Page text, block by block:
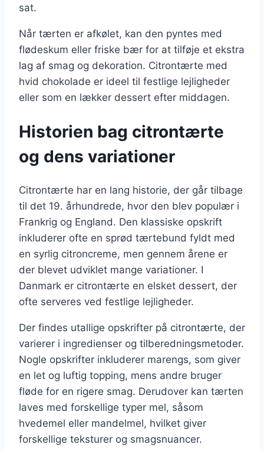
sat.
Når tærten er afkølet, kan den pyntes med
flødeskum eller friske bær for at tilføje et ekstra
lag af smag og dekoration. Citrontærte med
hvid chokolade er ideel til festlige lejligheder
eller som en lækker dessert efter middagen.
Historien bag citrontærte
og dens variationer
Citrontærte har en lang historie, der går tilbage
til det 19. århundrede, hvor den blev populær i
Frankrig og England. Den klassiske opskrift
inkluderer ofte en sprød tærtebund fyldt med
en syrlig citroncreme, men gennem årene er
der blevet udviklet mange variationer. I
Danmark er citrontærte en elsket dessert, der
ofte serveres ved festlige lejligheder.
Der findes utallige opskrifter på citrontærte, der
varierer i ingredienser og tilberedningsmetoder.
Nogle opskrifter inkluderer marengs, som giver
en let og luftig topping, mens andre bruger
fløde for en rigere smag. Derudover kan tærten
laves med forskellige typer mel, såsom
hvedemel eller mandelmel, hvilket giver
forskellige teksturer og smagsnuancer.